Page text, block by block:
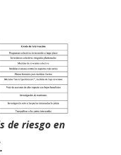
de riesgo en
.